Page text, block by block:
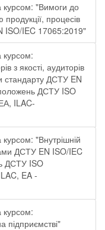
курсом: "Вимоги до
процесів
ISO/IEC 17065:2019"
курсом:
з якості, аудиторів
стандарту ДСТУ EN
ДСТУ ISO
ILAC-
"Внутрішній
ДСТУ EN ISO/IEC
ДСТУ ISO
EA -
курсом:
підприємстві"